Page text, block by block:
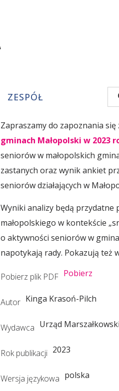
ZESPÓŁ
Zapraszamy do zapoznania
gminach Małopolski w 2023
seniorów w małopolskich
zastanych oraz wynik ankiet
seniorów działających w
Wyniki analizy będą przydatne
małopolskiego w kontekście
o aktywności seniorów w
napotykają rady. Pokazują też
Pobierz plik PDF Pobierz
Autor Kinga Krasoń-Pilch
Wydawca Urząd
Rok publikacji 2023
Wersja językowa polska